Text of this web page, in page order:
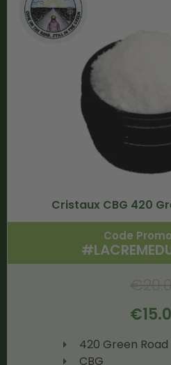
Cristaux CBG 420
Code
€
420 Green Road
CBG